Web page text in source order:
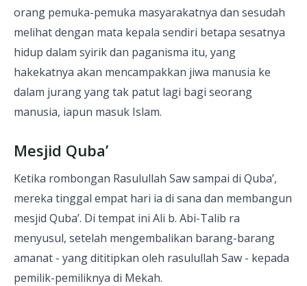
orang pemuka-pemuka masyarakatnya dan sesudah
melihat dengan mata kepala sendiri betapa sesatnya
hidup dalam syirik dan paganisma itu, yang
hakekatnya akan mencampakkan jiwa manusia ke
dalam jurang yang tak patut lagi bagi seorang
manusia, iapun masuk Islam.
Mesjid Quba’
Ketika rombongan Rasulullah Saw sampai di Quba’,
mereka tinggal empat hari ia di sana dan membangun
mesjid Quba’. Di tempat ini Ali b. Abi-Talib ra
menyusul, setelah mengembalikan barang-barang
amanat - yang dititipkan oleh rasulullah Saw - kepada
pemilik-pemiliknya di Mekah.